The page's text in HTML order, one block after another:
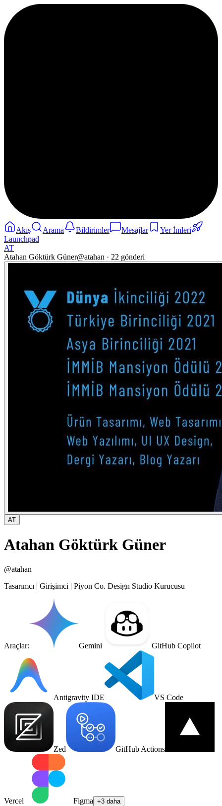
Akış Arama Bildirimler Mesajlar
Yer İmleri
Launchpad
AT
Atahan Göktürk Güner@atahan · 22 gönderi
AT
Atahan Göktürk Güner
@atahan
Tasarımcı | Girişimci | Piyon Co. Design Studio Kurucusu
Araçlar: Gemini GitHub Copilot
Antigravity IDE VS Code
Zed GitHub Actions
Vercel Figma +3 daha